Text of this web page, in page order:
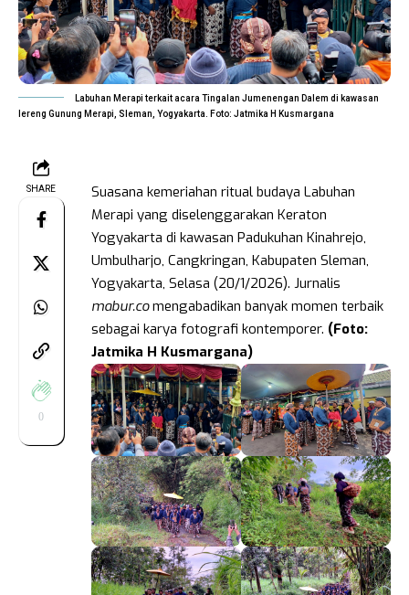
Labuhan Merapi terkait acara Tingalan Jumenengan Dalem di kawasan
lereng Gunung Merapi, Sleman, Yogyakarta. Foto: Jatmika H Kusmargana
SHARE
0
Suasana kemeriahan ritual budaya Labuhan
Merapi yang diselenggarakan Keraton
Yogyakarta di kawasan Padukuhan Kinahrejo,
Umbulharjo, Cangkringan, Kabupaten Sleman,
Yogyakarta, Selasa (20/1/2026). Jurnalis
mabur.comengabadikan banyak momen terbaik
sebagai karya fotografi kontemporer. (Foto:
Jatmika H Kusmargana)